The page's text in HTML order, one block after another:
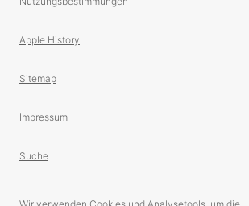
Apple History
Sitemap
Impressum
Suche